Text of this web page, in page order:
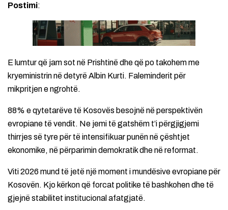
Postimi:
E lumtur që jam sot në Prishtinë dhe që po takohem me
kryeministrin në detyrë Albin Kurti. Faleminderit për
mikpritjen e ngrohtë.
88% e qytetarëve të Kosovës besojnë në perspektivën
evropiane të vendit. Ne jemi të gatshëm t’i përgjigjemi
thirrjes së tyre për të intensifikuar punën në çështjet
ekonomike, në përparimin demokratik dhe në reformat.
Viti 2026 mund të jetë një moment i mundësive evropiane për
Kosovën. Kjo kërkon që forcat politike të bashkohen dhe të
gjejnë stabilitet institucional afatgjatë.